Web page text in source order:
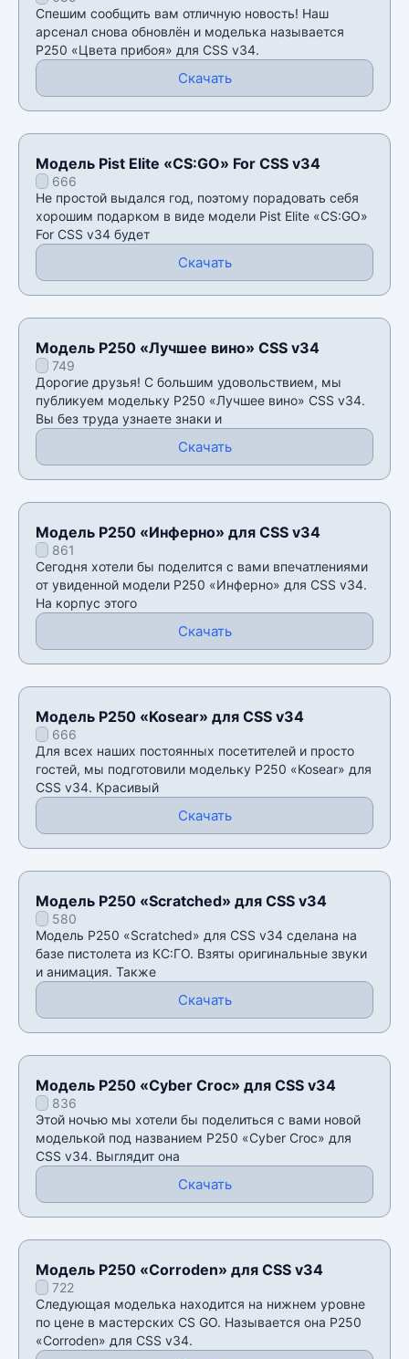
Спешим сообщить вам отличную новость! Наш
арсенал снова обновлён и моделька называется
P250 «Цвета прибоя» для CSS v34.
Скачать
Модель Pist Elite «CS:GO» For CSS v34
666
Не простой выдался год, поэтому порадовать себя
хорошим подарком в виде модели Pist Elite «CS:GO»
For CSS v34 будет
Скачать
Модель P250 «Лучшее вино» CSS v34
749
Дорогие друзья! С большим удовольствием, мы
публикуем модельку P250 «Лучшее вино» CSS v34.
Вы без труда узнаете знаки и
Скачать
Модель P250 «Инферно» для CSS v34
861
Сегодня хотели бы поделится с вами впечатлениями
от увиденной модели P250 «Инферно» для CSS v34.
На корпус этого
Скачать
Модель P250 «Kosear» для CSS v34
666
Для всех наших постоянных посетителей и просто
гостей, мы подготовили модельку P250 «Kosear» для
CSS v34. Красивый
Скачать
Модель P250 «Scratched» для CSS v34
580
Модель P250 «Scratched» для CSS v34 сделана на
базе пистолета из КС:ГО. Взяты оригинальные звуки
и анимация. Также
Скачать
Модель P250 «Cyber Croc» для CSS v34
836
Этой ночью мы хотели бы поделиться с вами новой
моделькой под названием P250 «Cyber Croc» для
CSS v34. Выглядит она
Скачать
Модель P250 «Corroden» для CSS v34
722
Следующая моделька находится на нижнем уровне
по цене в мастерских CS GO. Называется она P250
«Corroden» для CSS v34.